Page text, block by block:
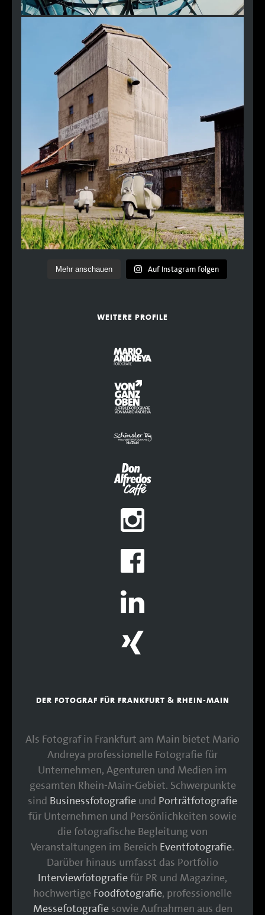
Mehr anschauen Auf Instagram folgen
WEITERE PROFILE
DER FOTOGRAF FÜR FRANKFURT & RHEIN-MAIN
Als Fotograf in Frankfurt am Main bietet Mario
Andreya professionelle Fotografie für
Unternehmen, Agenturen und Medien im
gesamten Rhein-Main-Gebiet. Schwerpunkte
sind Businessfotografie und Porträtfotografie
für Unternehmen und Persönlichkeiten sowie
die fotografische Begleitung von
Veranstaltungen im Bereich Eventfotografie.
Darüber hinaus umfasst das Portfolio
Interviewfotografiefür PR und Magazine,
hochwertige Foodfotografie, professionelle
Messefotografiesowie Aufnahmen aus den